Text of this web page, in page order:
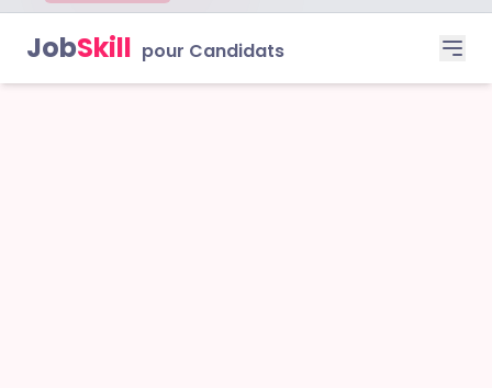
JobSkill pour Candidats